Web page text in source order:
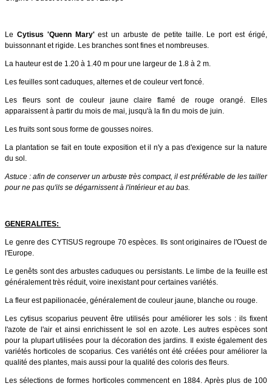
Le Cytisus 'Quenn Mary'est un arbuste de petite taille. Le port est érigé,
buissonnant et rigide. Les branches sont fines et nombreuses.
La hauteur est de 1.20 à 1.40 m pour une largeur de 1.8 à 2 m.
Les feuilles sont caduques, alternes et de couleur vert foncé.
Les fleurs sont de couleur jaune claire flamé de rouge orangé. Elles
apparaissent à partir du mois de mai, jusqu'à la fin du mois de juin.
Les fruits sont sous forme de gousses noires.
La plantation se fait en toute exposition et il n'y a pas d'exigence sur la nature
du sol.
Astuce : afin de conserver un arbuste très compact, il est préférable de les tailler
pour ne pas qu'ils se dégarnissent à l'intérieur et au bas.
GENERALITES:
Le genre des CYTISUS regroupe 70 espèces. Ils sont originaires de l'Ouest de
l'Europe.
Le genêts sont des arbustes caduques ou persistants. Le limbe de la feuille est
généralement très réduit, voire inexistant pour certaines variétés.
La fleur est papilionacée, généralement de couleur jaune, blanche ou rouge.
Les cytisus scoparius peuvent être utilisés pour améliorer les sols : ils fixent
l'azote de l'air et ainsi enrichissent le sol en azote. Les autres espèces sont
pour la plupart utilisées pour la décoration des jardins. Il existe également des
variétés horticoles de scoparius. Ces variétés ont été créées pour améliorer la
qualité des plantes, mais aussi pour la qualité des coloris des fleurs.
Les sélections de formes horticoles commencent en 1884. Après plus de 100